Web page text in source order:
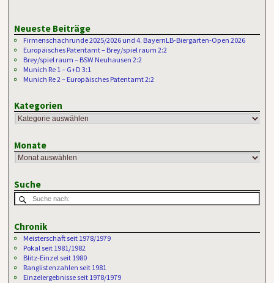
Neueste Beiträge
Firmenschachrunde 2025/2026 und 4. BayernLB-Biergarten-Open 2026
Europäisches Patentamt – Brey/spiel raum 2:2
Brey/spiel raum – BSW Neuhausen 2:2
Munich Re 1 – G+D 3:1
Munich Re 2 – Europäisches Patentamt 2:2
Kategorien
Monate
Suche
Chronik
Meisterschaft seit 1978/1979
Pokal seit 1981/1982
Blitz-Einzel seit 1980
Ranglistenzahlen seit 1981
Einzelergebnisse seit 1978/1979